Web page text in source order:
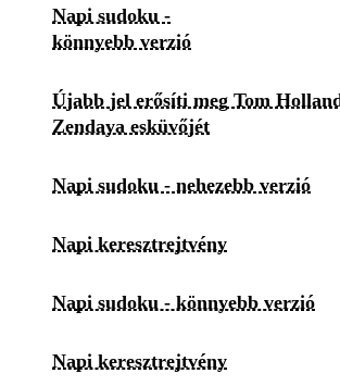
Napi sudoku -
könnyebb verzió
Újabb jel erősíti meg Tom
Zendaya esküvőjét
Napi sudoku - nehezebb verzió
Napi keresztrejtvény
Napi sudoku - könnyebb verzió
Napi keresztrejtvény